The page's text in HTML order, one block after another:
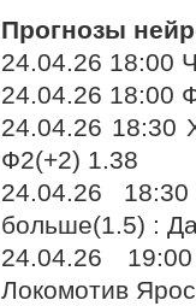
Прогнозы
24.04.26 18:00
24.04.26 18:00
24.04.26 18:30
Ф2(+2) 1.38
24.04.26
больше(1.5) :
24.04.26
Локомотив